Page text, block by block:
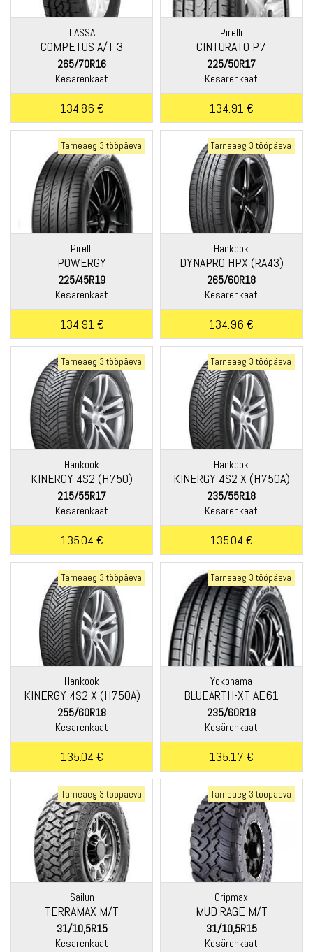
LASSA
COMPETUS A/T 3
265/70R16
Kesärenkaat
134.86 €
Pirelli
CINTURATO P7
225/50R17
Kesärenkaat
134.91 €
Tarneaeg 3 tööpäeva
Pirelli
POWERGY
225/45R19
Kesärenkaat
134.91 €
Tarneaeg 3 tööpäeva
Hankook
DYNAPRO HPX (RA43)
265/60R18
Kesärenkaat
134.96 €
Tarneaeg 3 tööpäeva
Hankook
KINERGY 4S2 (H750)
215/55R17
Kesärenkaat
135.04 €
Tarneaeg 3 tööpäeva
Hankook
KINERGY 4S2 X (H750A)
235/55R18
Kesärenkaat
135.04 €
Tarneaeg 3 tööpäeva
Hankook
KINERGY 4S2 X (H750A)
255/60R18
Kesärenkaat
135.04 €
Tarneaeg 3 tööpäeva
Yokohama
BLUEARTH-XT AE61
235/60R18
Kesärenkaat
135.17 €
Tarneaeg 3 tööpäeva
Sailun
TERRAMAX M/T
31/10,5R15
Kesärenkaat
Tarneaeg 3 tööpäeva
Gripmax
MUD RAGE M/T
31/10,5R15
Kesärenkaat